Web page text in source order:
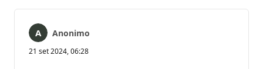
Anonimo
21 set 2024, 06:28